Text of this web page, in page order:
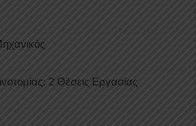
2 Θέσεις Εργασίας